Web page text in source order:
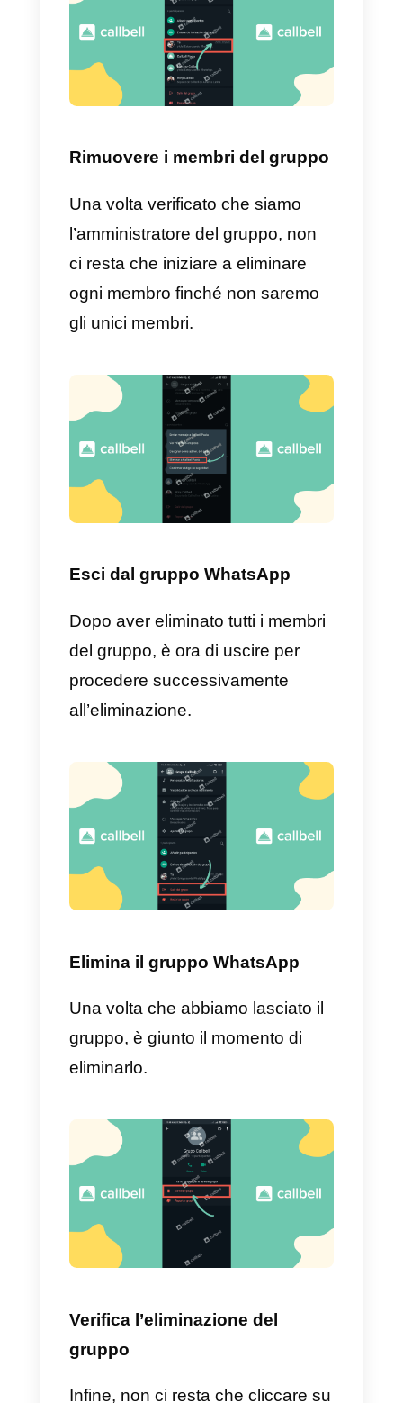
Verifica di essere nel gruppo
Dopo aver selezionato il gruppo
che vogliamo eliminare, dovremo
verificare che sia quello corretto.
l’amministratore del gruppo
Una volta che entriamo e
verifichiamo che sia il gruppo
giusto. Dobbiamo essere sicuri di
esserne l’amministratore.
Rimuovere i membri del
Una volta verificato che siamo
l’amministratore del gruppo, non
ci resta che iniziare a eliminare
ogni membro finché non saremo
gli unici membri.